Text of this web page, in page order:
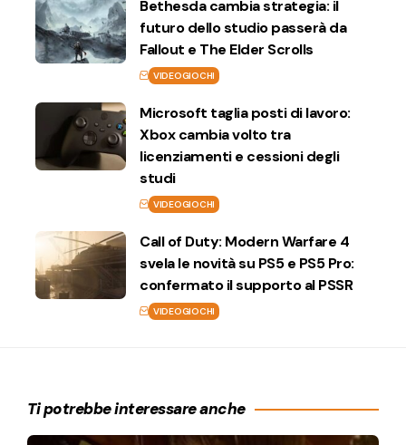
Bethesda cambia strategia: il
futuro dello studio passerà da
Fallout e The Elder Scrolls
VIDEOGIOCHI
Microsoft taglia posti di lavoro:
Xbox cambia volto tra
licenziamenti e cessioni degli
studi
VIDEOGIOCHI
Call of Duty: Modern Warfare 4
svela le novità su PS5 e PS5 Pro:
confermato il supporto al PSSR
VIDEOGIOCHI
Ti potrebbe interessare anche